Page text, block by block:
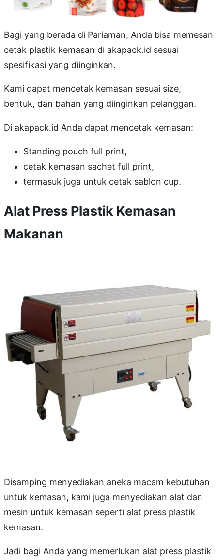
Bagi yang berada di Pariaman, Anda bisa memesan
cetak plastik kemasan di akapack.id sesuai
spesifikasi yang diinginkan.
Kami dapat mencetak kemasan sesuai size,
bentuk, dan bahan yang diinginkan pelanggan.
Di akapack.id Anda dapat mencetak kemasan:
Standing pouch full print,
cetak kemasan sachet full print,
termasuk juga untuk cetak sablon cup.
Alat Press Plastik Kemasan
Makanan
Disamping menyediakan aneka macam kebutuhan
untuk kemasan, kami juga menyediakan alat dan
mesin untuk kemasan seperti alat press plastik
kemasan.
Jadi bagi Anda yang memerlukan alat press plastik